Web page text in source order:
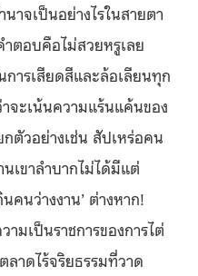
าจเป็นอย่างไรในสายตา
ตอบคือไม่สวยหรูเลย
ารเสียดสีและล้อเลียนทุก
จะเน้นความแร้นแค้นของ
ตัวอย่างเช่น สัปเหร่อคน
เขาลำบากไม่ได้มีแต่
นว่างงาน’ ต่างหาก!
มเป็นราชการของการไต่
ลาดไร้จริยธรรมที่วาด